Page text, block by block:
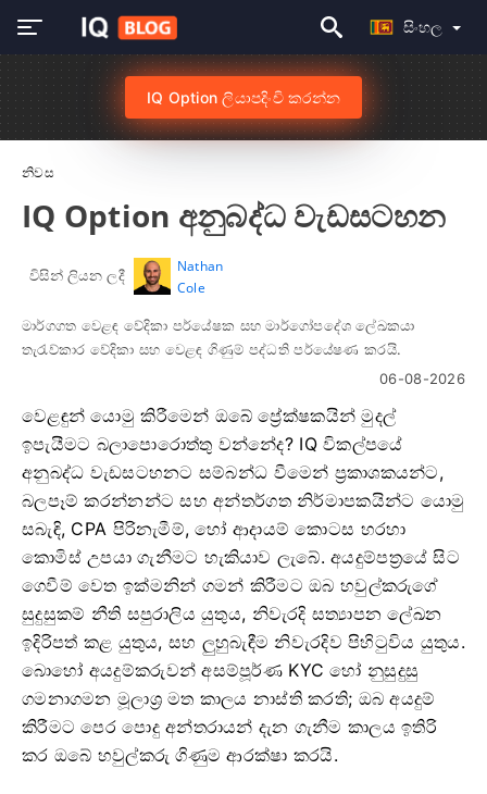
සිංහල
IQ Option ලියාපදිංචි කරන්න
නිවස
IQ Option අනුබද්ධ වැඩසටහන
විසින් ලියන ලදී
Nathan
Cole
මාර්ගගත වෙළඳ වේදිකා පර්යේෂක සහ මාර්ගෝපදේශ ලේඛකයා
තැරැව්කාර වේදිකා සහ වෙළඳ ගිණුම් පද්ධති පර්යේෂණ කරයි.
06-08-2026
වෙළඳුන් යොමු කිරීමෙන් ඔබේ ප්‍රේක්ෂකයින් මුදල්
ඉපැයීමට බලාපොරොත්තු වන්නේද? IQ විකල්පයේ
අනුබද්ධ වැඩසටහනට සම්බන්ධ වීමෙන් ප්‍රකාශකයන්ට,
බලපෑම් කරන්නන්ට සහ අන්තර්ගත නිර්මාපකයින්ට යොමු
සබැඳි, CPA පිරිනැමීම්, හෝ ආදායම් කොටස හරහා
කොමිස් උපයා ගැනීමට හැකියාව ලැබේ. අයදුම්පත්‍රයේ සිට
ගෙවීම් වෙත ඉක්මනින් ගමන් කිරීමට ඔබ හවුල්කරුගේ
සුදුසුකම් නීති සපුරාලිය යුතුය, නිවැරදි සත්‍යාපන ලේඛන
ඉදිරිපත් කළ යුතුය, සහ ලුහුබැඳීම නිවැරදිව පිහිටුවිය යුතුය.
බොහෝ අයදුම්කරුවන් අසම්පූර්ණ KYC හෝ නුසුදුසු
ගමනාගමන මූලාශ්‍ර මත කාලය නාස්ති කරති; ඔබ අයදුම්
කිරීමට පෙර පොදු අන්තරායන් දැන ගැනීම කාලය ඉතිරි
කර ඔබේ හවුල්කරු ගිණුම ආරක්ෂා කරයි.